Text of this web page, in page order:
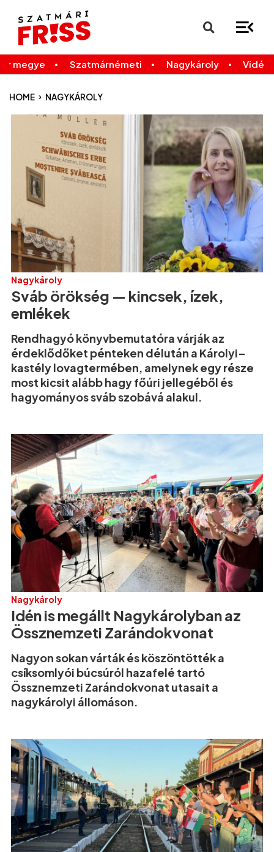
Legfrissebb
megye Szatmárnémeti Nagykároly Vidék
HOME › NAGYKÁROLY
Nagykároly
Sváb örökség — kincsek, ízek,
emlékek
Rendhagyó könyvbemutatóra várják az
érdeklődőket pénteken délután a Károlyi–
kastély lovagtermében, amelynek egy része
most kicsit alább hagy főúri jellegéből és
hagyományos sváb szobává alakul.
Nagykároly
Idén is megállt Nagykárolyban az
Össznemzeti Zarándokvonat
Nagyon sokan várták és köszöntötték a
csíksomlyói búcsúról hazafelé tartó
Össznemzeti Zarándokvonat utasait a
nagykárolyi állomáson.